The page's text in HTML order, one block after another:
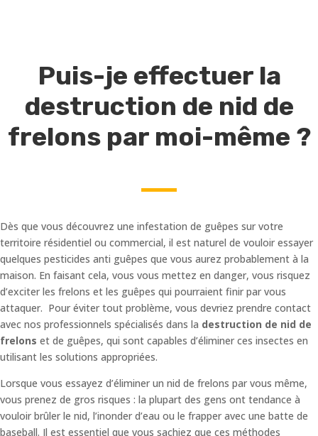
Puis-je effectuer la
destruction de nid de
frelons par moi-même ?
Dès que vous découvrez une infestation de guêpes sur votre
territoire résidentiel ou commercial, il est naturel de vouloir essayer
quelques pesticides anti guêpes que vous aurez probablement à la
maison. En faisant cela, vous vous mettez en danger, vous risquez
d’exciter les frelons et les guêpes qui pourraient finir par vous
attaquer. Pour éviter tout problème, vous devriez prendre contact
avec nos professionnels spécialisés dans la destruction de nid de
frelons et de guêpes, qui sont capables d’éliminer ces insectes en
utilisant les solutions appropriées.
Lorsque vous essayez d’éliminer un nid de frelons par vous même,
vous prenez de gros risques : la plupart des gens ont tendance à
vouloir brûler le nid, l’inonder d’eau ou le frapper avec une batte de
baseball. Il est essentiel que vous sachiez que ces méthodes